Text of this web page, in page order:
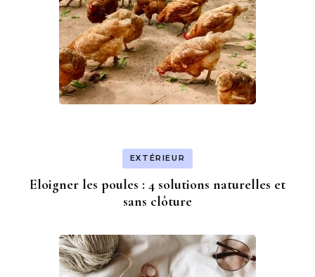
EXTÉRIEUR
Eloigner les poules : 4 solutions naturelles et
sans clôture